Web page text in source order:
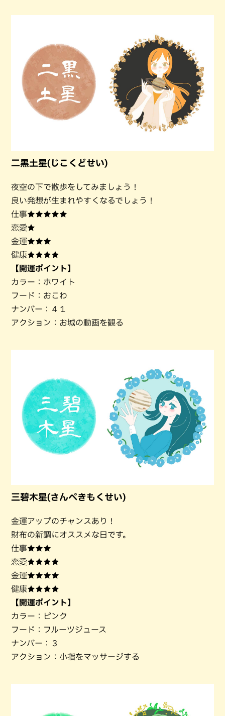
二黒土星(じこくどせい)
夜空の下で散歩をしてみましょう！
良い発想が生まれやすくなるでしょう！
仕事★★★★★
恋愛★
金運★★★
健康★★★★
【開運ポイント】
カラー：ホワイト
フード：おこわ
ナンバー：４１
アクション：お城の動画を観る
三碧木星(さんぺきもくせい)
金運アップのチャンスあり！
財布の新調にオススメな日です。
仕事★★★
恋愛★★★★
金運★★★★
健康★★★★
【開運ポイント】
カラー：ピンク
フード：フルーツジュース
ナンバー：３
アクション：小指をマッサージする